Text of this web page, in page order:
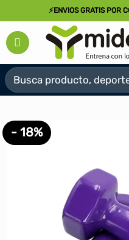
al
contenido
⚡ENVIOS GRATIS POR
Buscar
por:
- 18%